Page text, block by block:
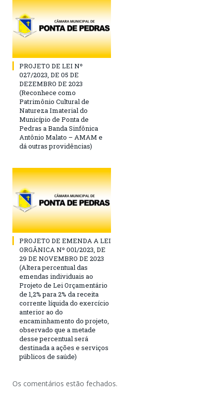
PROJETO DE LEI Nº
027/2023, DE 05 DE
DEZEMBRO DE 2023
(Reconhece como
Patrimônio Cultural de
Natureza Imaterial do
Município de Ponta de
Pedras a Banda Sinfônica
Antônio Malato – AMAM e
dá outras providências)
PROJETO DE EMENDA A LEI
ORGÂNICA Nº 001/2023, DE
29 DE NOVEMBRO DE 2023
(Altera percentual das
emendas individuais ao
Projeto de Lei Orçamentário
de 1,2% para 2% da receita
corrente líquida do exercício
anterior ao do
encaminhamento do projeto,
observado que a metade
desse percentual será
destinada a ações e serviços
públicos de saúde)
Os comentários estão fechados.